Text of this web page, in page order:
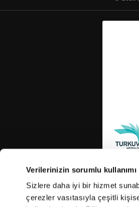
Verilerinizin sorumlu kullanımı
Sizlere daha iyi bir hizmet
çerezler vasıtasıyla çeşitli